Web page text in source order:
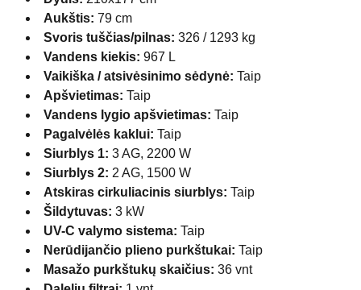
Aukštis: 79 cm
Svoris tuščias/pilnas: 326 / 1293 kg
Vandens kiekis: 967 L
Vaikiška / atsivėsinimo sėdynė: Taip
Apšvietimas: Taip
Vandens lygio apšvietimas: Taip
Pagalvėlės kaklui: Taip
Siurblys 1: 3 AG, 2200 W
Siurblys 2: 2 AG, 1500 W
Atskiras cirkuliacinis siurblys: Taip
Šildytuvas: 3 kW
UV-C valymo sistema: Taip
Nerūdijančio plieno purkštukai: Taip
Masažo purkštukų skaičius: 36 vnt